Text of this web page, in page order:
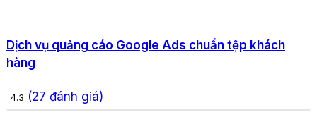
Dịch vụ quảng cáo Google Ads chuẩn tệp khách
hàng
4.3 (27 đánh giá)